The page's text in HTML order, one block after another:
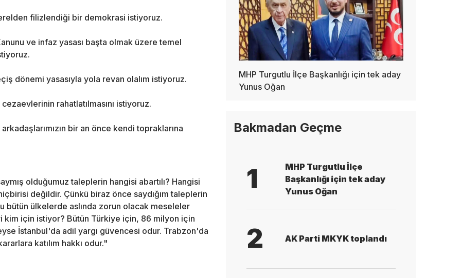
filizlendiği bir demokrasi istiyoruz.
ve infaz yasası başta olmak üzere temel
dönemi yasasıyla yola revan olalım istiyoruz.
cezaevlerinin rahatlatılmasını istiyoruz.
bir an önce kendi topraklarına
olduğumuz taleplerin hangisi abartılı? Hangisi
değildir. Çünkü biraz önce saydığım taleplerin
bütün ülkelerde aslında zorun olacak meseleler
için istiyor? Bütün Türkiye için, 86 milyon için
İstanbul'da adil yargı güvencesi odur. Trabzon'da
katılım hakkı odur."
MHP Turgutlu İlçe Başkanlığı için tek aday
Yunus Oğan
Bakmadan Geçme
1
MHP Turgutlu İlçe
Başkanlığı için tek aday
Yunus Oğan
2 AK Parti MKYK toplandı